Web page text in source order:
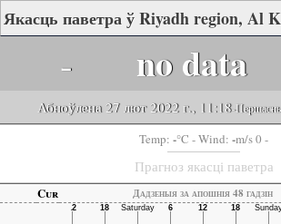
- no data
Абноўлена 27 лют 2022 г., 11:18-
Temp: -°C - Wind: -m/s 0 -
Прагноз якасці паветра
Cur Дадзеныя за апошнія 48 гадзін